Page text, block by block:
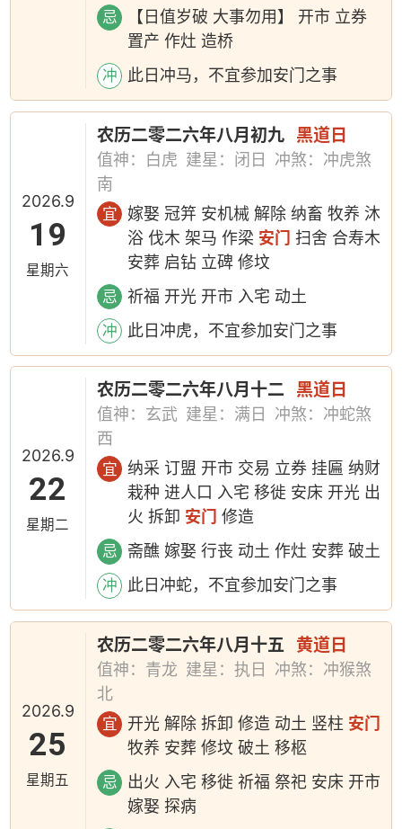
忌
【日值岁破 大事勿用】 开市 立券
置产 作灶 造桥
冲 此日冲马，不宜参加安门之事
2026.9
19
星期六
农历二零二六年八月初九 黑道日
值神：白虎 建星：闭日
冲煞：冲虎煞
南
宜
嫁娶 冠笄 安机械 解除 纳畜 牧养 沐
浴 伐木 架马 作梁 安门 扫舍 合寿木
安葬 启钻 立碑 修坟
忌 祈福 开光 开市 入宅 动土
冲 此日冲虎，不宜参加安门之事
2026.9
22
星期二
农历二零二六年八月十二 黑道日
值神：玄武 建星：满日
冲煞：冲蛇煞
西
宜
纳采 订盟 开市 交易 立券 挂匾 纳财
栽种 进人口 入宅 移徙 安床 开光 出
火 拆卸 安门 修造
忌 斋醮 嫁娶 行丧 动土 作灶 安葬 破土
冲 此日冲蛇，不宜参加安门之事
2026.9
25
星期五
农历二零二六年八月十五 黄道日
值神：青龙 建星：执日
冲煞：冲猴煞
北
宜 开光 解除 拆卸 修造 动土 竖柱 安门
牧养 安葬 修坟 破土 移柩
忌
出火 入宅 移徙 祈福 祭祀 安床 开市
嫁娶 探病